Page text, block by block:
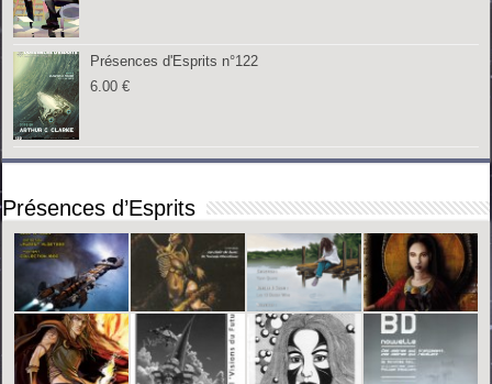
Présences d'Esprits n°122
6.00€
Présences d’Esprits